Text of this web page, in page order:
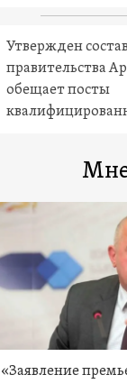
Утвержден
правительства
обещает посты
«Заявление